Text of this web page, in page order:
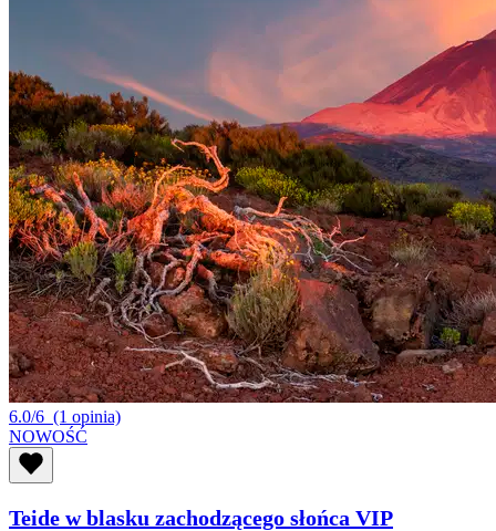
6.0/6 (1 opinia)
NOWOŚĆ
Teide w blasku zachodzącego słońca VIP